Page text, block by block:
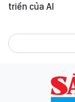
triển của AI